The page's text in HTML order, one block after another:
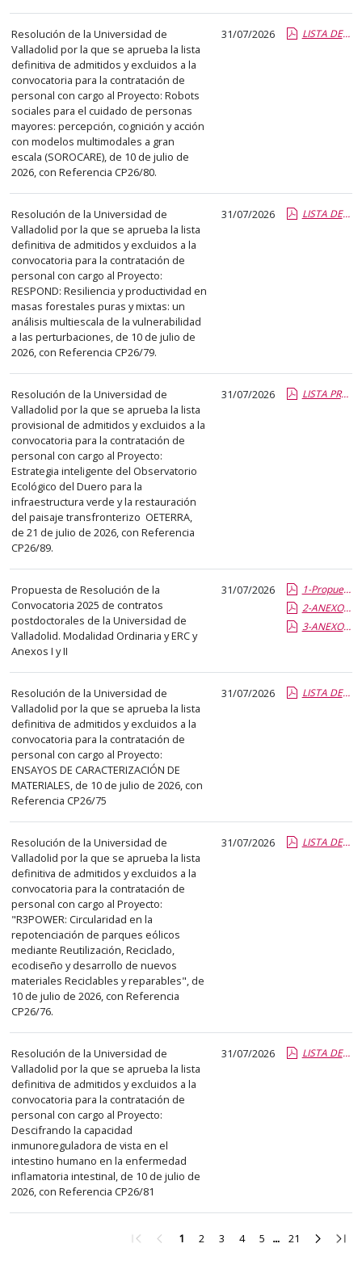
publicación,
en
la
última
columna
el
enlace
que
abre
un
PDF
con
el
detalle
del
anuncio
completo.
Resolución de la Universidad de
Valladolid por la que se aprueba la lista
definitiva de admitidos y excluidos a la
convocatoria para la contratación de
personal con cargo al Proyecto: Robots
sociales para el cuidado de personas
mayores: percepción, cognición y acción
con modelos multimodales a gran
escala (SOROCARE), de 10 de julio de
2026, con Referencia CP26/80.
31/07/2026 LISTA DEFINITIVA ADMITIDOS Y EXCLUIDOS CP26-80.pdf.pdf
Resolución de la Universidad de
Valladolid por la que se aprueba la lista
definitiva de admitidos y excluidos a la
convocatoria para la contratación de
personal con cargo al Proyecto:
RESPOND: Resiliencia y productividad en
masas forestales puras y mixtas: un
análisis multiescala de la vulnerabilidad
a las perturbaciones, de 10 de julio de
2026, con Referencia CP26/79.
31/07/2026 LISTA DEFINITIVA ADMITIDOS Y EXCLUIDOS CP26-79.pdf.pdf
Resolución de la Universidad de
Valladolid por la que se aprueba la lista
provisional de admitidos y excluidos a la
convocatoria para la contratación de
personal con cargo al Proyecto:
Estrategia inteligente del Observatorio
Ecológico del Duero para la
infraestructura verde y la restauración
del paisaje transfronterizo  OETERRA,
de 21 de julio de 2026, con Referencia
CP26/89.
31/07/2026 LISTA PROVISIONAL ADMT Y EXCL CP26-89.pdf.pdf
Propuesta de Resolución de la
Convocatoria 2025 de contratos
postdoctorales de la Universidad de
Valladolid. Modalidad Ordinaria y ERC y
Anexos I y II
31/07/2026
1-Propuesta Resolución Postdoc-UVa 2025.pdf.pdf
2-ANEXO I-POSTDOCTORALES 2025.pdf.pdf
3-ANEXO II-POSTDOCTORALES 2025.pdf.pdf
Resolución de la Universidad de
Valladolid por la que se aprueba la lista
definitiva de admitidos y excluidos a la
convocatoria para la contratación de
personal con cargo al Proyecto:
ENSAYOS DE CARACTERIZACIÓN DE
MATERIALES, de 10 de julio de 2026, con
Referencia CP26/75
31/07/2026 LISTA DEFINITIVA ADMITIDOS Y EXCLUIDOS CP26-75.pdf.pdf
Resolución de la Universidad de
Valladolid por la que se aprueba la lista
definitiva de admitidos y excluidos a la
convocatoria para la contratación de
personal con cargo al Proyecto:
"R3POWER: Circularidad en la
repotenciación de parques eólicos
mediante Reutilización, Reciclado,
ecodiseño y desarrollo de nuevos
materiales Reciclables y reparables", de
10 de julio de 2026, con Referencia
CP26/76.
31/07/2026 LISTA DEFINITIVA ADMITIDOS Y EXCLUIDOS CP26-76.pdf.pdf
Resolución de la Universidad de
Valladolid por la que se aprueba la lista
definitiva de admitidos y excluidos a la
convocatoria para la contratación de
personal con cargo al Proyecto:
Descifrando la capacidad
inmunoreguladora de vista en el
intestino humano en la enfermedad
inflamatoria intestinal, de 10 de julio de
2026, con Referencia CP26/81
31/07/2026 LISTA DEFINITIVA ADMITIDOS Y EXCLUIDOS CP 26-81.pdf.pdf
Ir
Ir
1 2Ir
3 4Ir
5 21
Ir
Ir